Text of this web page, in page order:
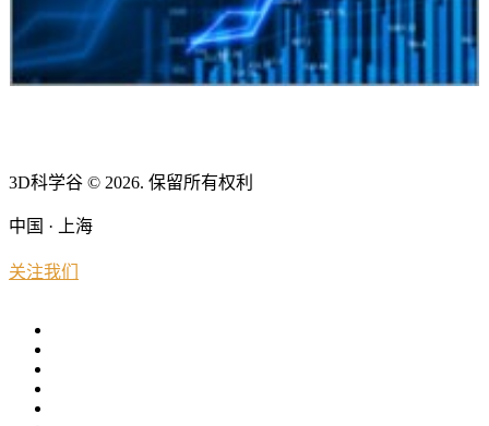
3D科学谷 © 2026. 保留所有权利
中国 · 上海
关注我们